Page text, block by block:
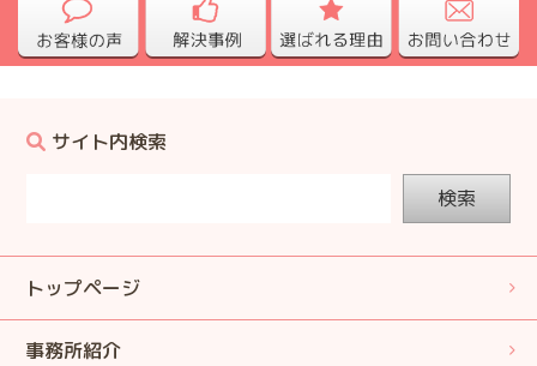
サイト内検索
検索
トップページ
事務所紹介